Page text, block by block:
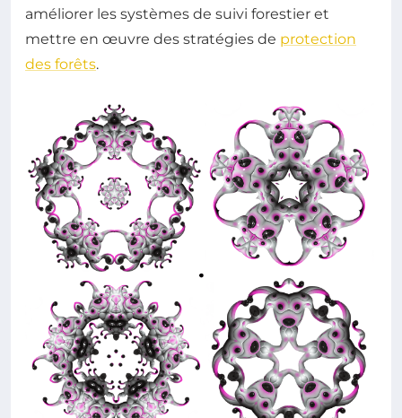
améliorer les systèmes de suivi forestier et
mettre en œuvre des stratégies de protection
des forêts.